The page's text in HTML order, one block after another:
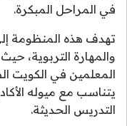
في المراحل المبكرة.
تهدف هذه المنظومة
والمهارة التربوية،
المعلمين في الكويت
يتناسب مع ميوله
التدريس الحديثة.